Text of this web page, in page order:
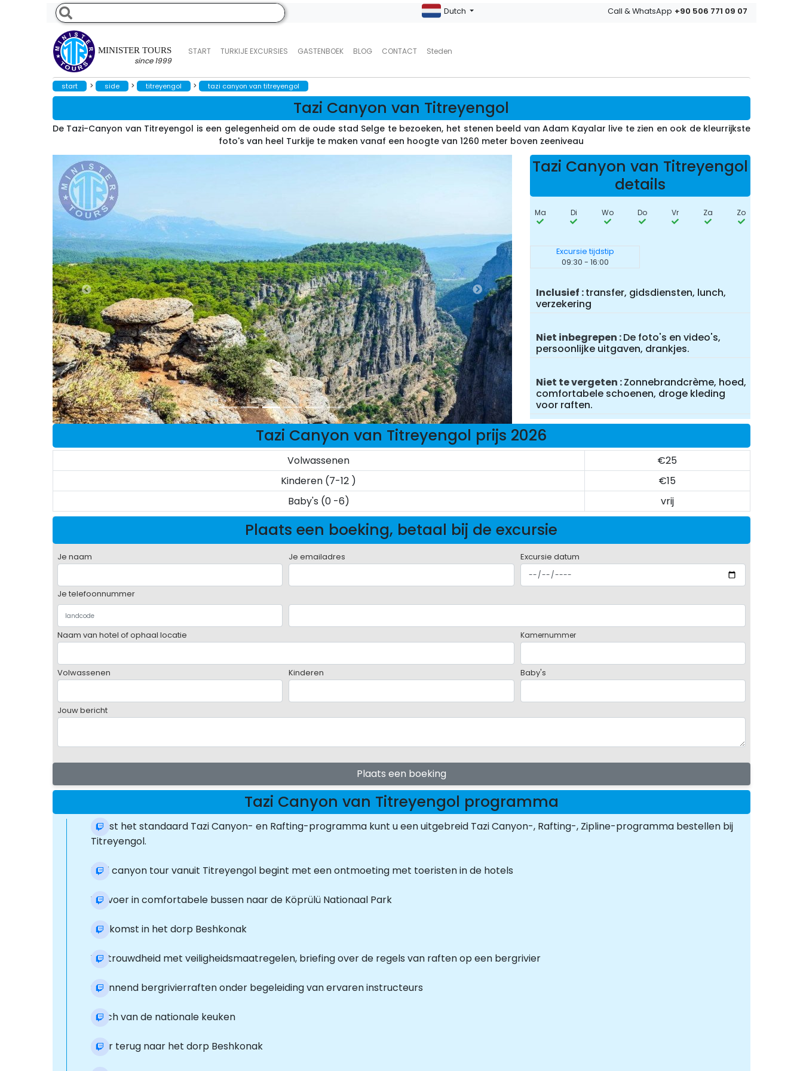
MINISTER TOURS
since 1999
START TURKIJE EXCURSIES GASTENBOEK BLOG CONTACT Steden
Dutch Call & WhatsApp +90 506 771 09 07
start > side > titreyengol > tazi canyon van titreyengol
Tazi Canyon van Titreyengol
De Tazi-Canyon van Titreyengol is een gelegenheid om de oude stad Selge te bezoeken, het stenen beeld van Adam Kayalar live te zien en ook de kleurrijkste
foto's van heel Turkije te maken vanaf een hoogte van 1260 meter boven zeeniveau
Tazi Canyon van Titreyengol
details
Ma Di Wo Do Vr Za Zo
Excursie tijdstip
09:30 - 16:00
Inclusief transfer, gidsdiensten, lunch,
verzekering
Niet inbegrepen De foto's en video's,
persoonlijke uitgaven, drankjes.
Niet te vergeten Zonnebrandcrème, hoed,
comfortabele schoenen, droge kleding
voor raften.
Tazi Canyon van Titreyengol prijs 2026
Volwassenen
€25
Kinderen (7-12 )
€15
Baby's (0 -6)
vrij
Plaats een boeking, betaal bij de excursie
Je naam Je emailadres Excursie datum
Je telefoonnummer
Naam van hotel of ophaal locatie Kamernummer
Volwassenen Kinderen Baby's
Jouw bericht
Plaats een boeking
Tazi Canyon van Titreyengol programma
Naast het standaard Tazi Canyon- en Rafting-programma kunt u een uitgebreid Tazi Canyon-, Rafting-, Zipline-programma bestellen bij
Titreyengol.
Tazi canyon tour vanuit Titreyengol begint met een ontmoeting met toeristen in de hotels
Vervoer in comfortabele bussen naar de Köprülü Nationaal Park
Aankomst in het dorp Beshkonak
Vertrouwdheid met veiligheidsmaatregelen, briefing over de regels van raften op een bergrivier
Spannend bergrivierraften onder begeleiding van ervaren instructeurs
Lunch van de nationale keuken
Keer terug naar het dorp Beshkonak